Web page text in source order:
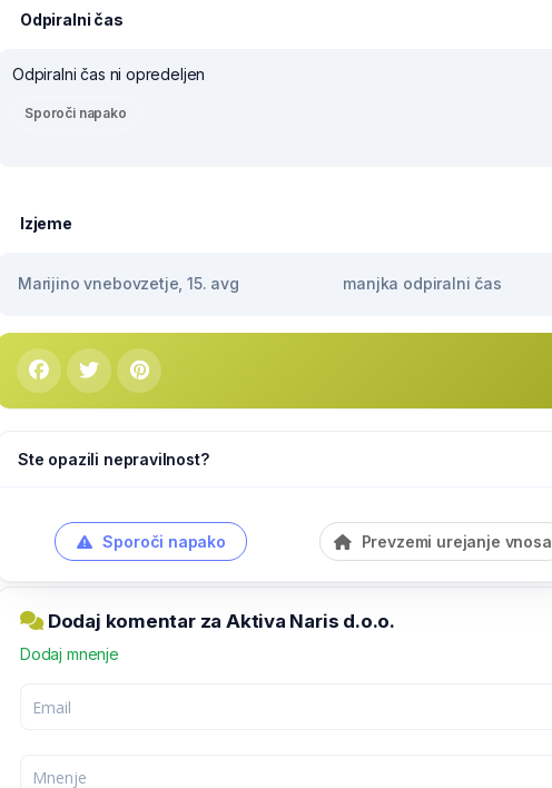
Odpiralni čas
Odpiralni čas ni opredeljen
Sporoči napako
Izjeme
Marijino vnebovzetje, 15. avg manjka odpiralni čas
Ste opazili nepravilnost?
Sporoči napako Prevzemi urejanje vnosa
Dodaj komentar za Aktiva Naris d.o.o.
Dodaj mnenje